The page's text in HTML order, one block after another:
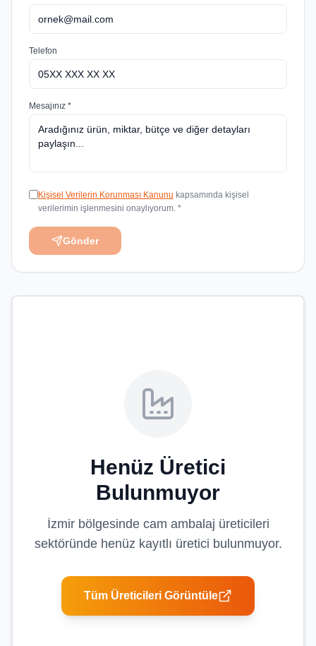
Telefon
Mesajınız *
Kişisel Verilerin Korunması Kanunu kapsamında kişisel
verilerimin işlenmesini onaylıyorum. *
Gönder
Henüz Üretici
Bulunmuyor
İzmirbölgesinde cam ambalaj üreticileri
sektöründe henüz kayıtlı üretici bulunmuyor.
Tüm Üreticileri Görüntüle